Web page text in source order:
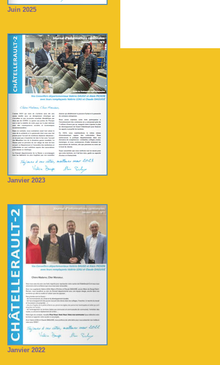
Juin 2025
Janvier 2023
Janvier 2022